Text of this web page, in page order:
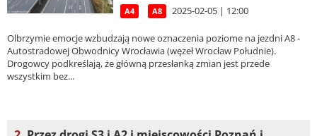
A4 A8 2025-02-05 | 12:00
Olbrzymie emocje wzbudzają nowe oznaczenia poziome na jezdni A8 -
Autostradowej Obwodnicy Wrocławia (węzeł Wrocław Południe).
Drogowcy podkreślają, że główną przesłanką zmian jest przede
wszystkim bez...